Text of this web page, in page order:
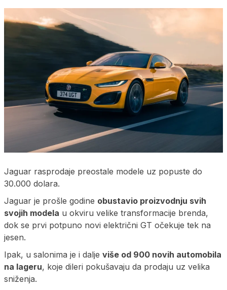
Jaguar rasprodaje preostale modele uz popuste do
30.000 dolara.
Jaguar je prošle godine obustavio proizvodnju svih
svojih modela u okviru velike transformacije brenda,
dok se prvi potpuno novi električni GT očekuje tek na
jesen.
Ipak, u salonima je i dalje više od 900 novih automobila
na lageru, koje dileri pokušavaju da prodaju uz velika
sniženja.